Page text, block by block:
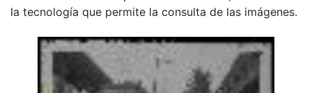
la tecnología que permite la consulta de las imágenes.